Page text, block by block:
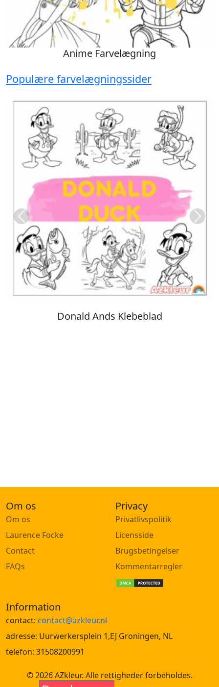
Anime Farvelægning
Populære farvelægningssider
Stitch Farvelægning
Previous Next
Om os
Om os
Laurence Focke
Contact
FAQs
Privacy
Privatlivspolitik
Licensside
Brugsbetingelser
Kommentarregler
Information
contact: contact@azkleur.nl
adresse: Uurwerkersplein 1,EJ Groningen, NL
telefon: 31508200991
© 2026 AZkleur. Alle rettigheder forbeholdes.